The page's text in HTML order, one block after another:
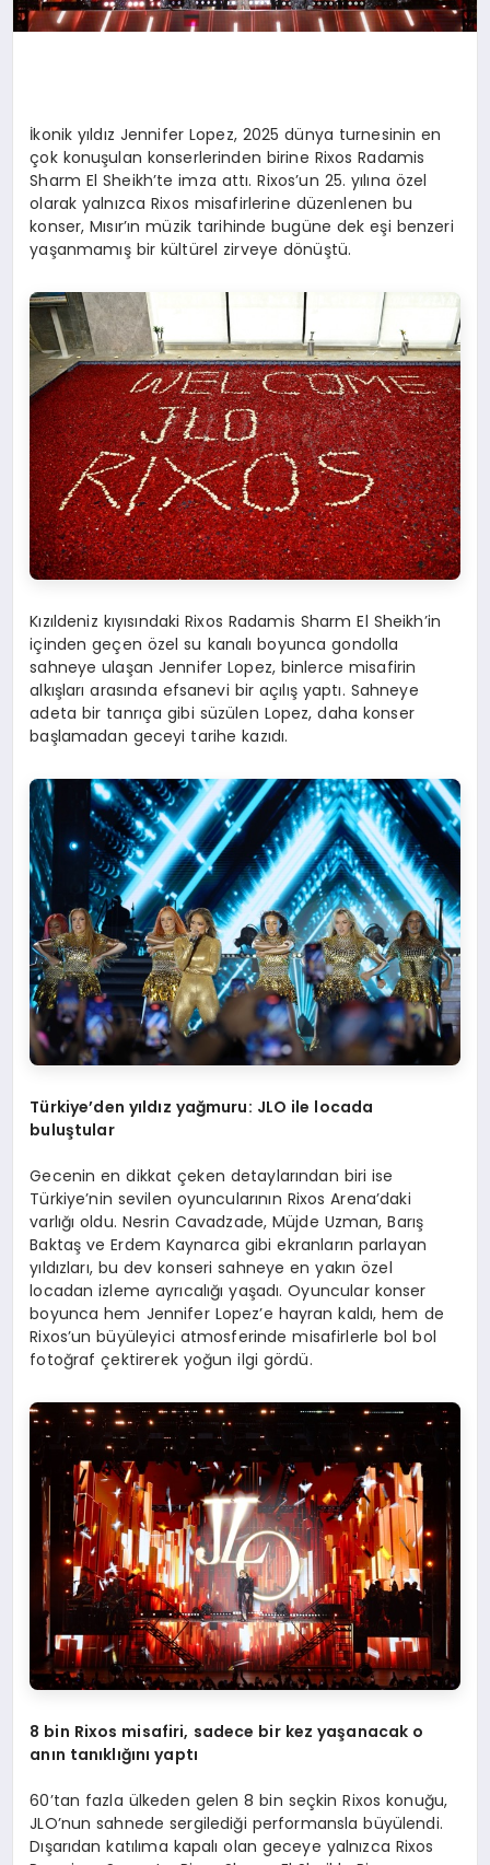
İkonik yıldız Jennifer Lopez, 2025 dünya turnesinin en
çok konuşulan konserlerinden birine Rixos Radamis
Sharm El Sheikh’te imza attı. Rixos’un 25. yılına özel
olarak yalnızca Rixos misafirlerine düzenlenen bu
konser, Mısır’ın müzik tarihinde bugüne dek eşi benzeri
yaşanmamış bir kültürel zirveye dönüştü.
Kızıldeniz kıyısındaki Rixos Radamis Sharm El Sheikh’in
içinden geçen özel su kanalı boyunca gondolla
sahneye ulaşan Jennifer Lopez, binlerce misafirin
alkışları arasında efsanevi bir açılış yaptı. Sahneye
adeta bir tanrıça gibi süzülen Lopez, daha konser
başlamadan geceyi tarihe kazıdı.
Türkiye’den yıldız yağmuru: JLO ile locada
buluştular
Gecenin en dikkat çeken detaylarından biri ise
Türkiye’nin sevilen oyuncularının Rixos Arena’daki
varlığı oldu. Nesrin Cavadzade, Müjde Uzman, Barış
Baktaş ve Erdem Kaynarca gibi ekranların parlayan
yıldızları, bu dev konseri sahneye en yakın özel
locadan izleme ayrıcalığı yaşadı. Oyuncular konser
boyunca hem Jennifer Lopez’e hayran kaldı, hem de
Rixos’un büyüleyici atmosferinde misafirlerle bol bol
fotoğraf çektirerek yoğun ilgi gördü.
8 bin Rixos misafiri, sadece bir kez yaşanacak o
anın tanıklığını yaptı
60’tan fazla ülkeden gelen 8 bin seçkin Rixos konuğu,
JLO’nun sahnede sergilediği performansla büyülendi.
Dışarıdan katılıma kapalı olan geceye yalnızca Rixos